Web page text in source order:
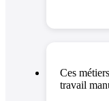
Ces
travail